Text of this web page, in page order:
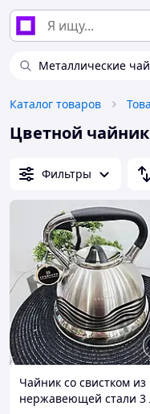
Металлические
Каталог товаров
Цветной чайник
Фильтры
Чайник со свистком из
нержавеющей стали 3